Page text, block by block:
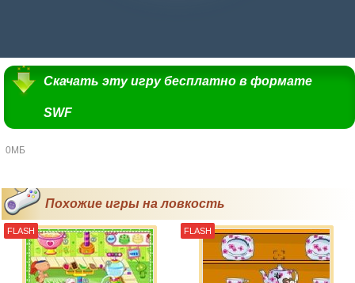
Скачать эту игру бесплатно в формате
SWF
0МБ
Похожие игры на ловкость
FLASH FLASH